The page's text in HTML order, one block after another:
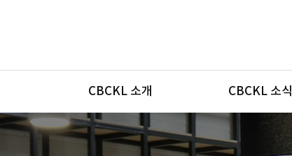
메뉴
CBCKL 소개 CBCKL 소식